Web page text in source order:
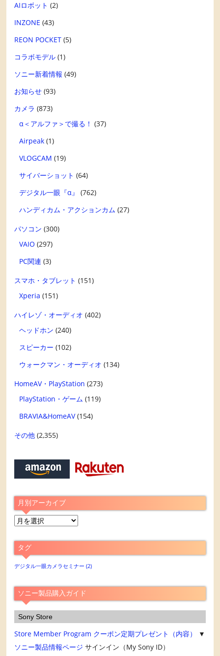
AIロボット (2)
INZONE (43)
REON POCKET (5)
コラボモデル (1)
ソニー新着情報 (49)
お知らせ (93)
カメラ (873)
α＜アルファ＞で撮る！ (37)
Airpeak (1)
VLOGCAM (19)
サイバーショット (64)
デジタル一眼『α』
(762)
ハンディカム・アクションカム (27)
パソコン (300)
VAIO (297)
PC関連 (3)
スマホ・タブレット (151)
Xperia (151)
ハイレゾ・オーディオ (402)
ヘッドホン (240)
スピーカー (102)
ウォークマン・オーディオ (134)
HomeAV・PlayStation (273)
PlayStation・ゲーム (119)
BRAVIA&HomeAV(154)
その他 (2,355)
月別アーカイブ
月
ア
ー
カ
ブ
タグ
デジタル一眼カメラセミナー (2)
ソニー製品購入ガイド
Sony Store
Store Member Program クーポン定期プレゼント（内容）
▼
ソニー製品情報ページ サインイン（My Sony ID）